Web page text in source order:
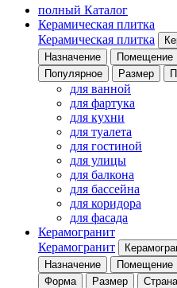
полный Каталог
Керамическая плитка
Керамическая плитка
Назначение
Помещение
Популярное
Размер
для ванной
для фартука
для кухни
для туалета
для гостиной
для улицы
для балкона
для бассейна
для коридора
для фасада
Керамогранит
Керамогранит
Назначение
Помещение
Форма
Размер Страна